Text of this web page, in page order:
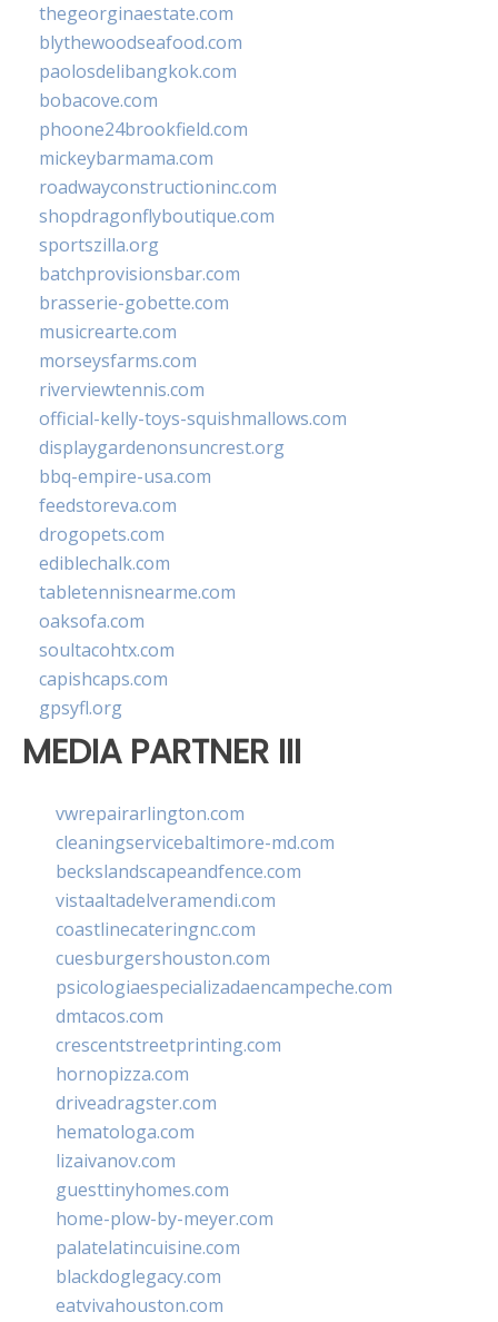
thegeorginaestate.com
blythewoodseafood.com
paolosdelibangkok.com
bobacove.com
phoone24brookfield.com
mickeybarmama.com
roadwayconstructioninc.com
shopdragonflyboutique.com
sportszilla.org
batchprovisionsbar.com
brasserie-gobette.com
musicrearte.com
morseysfarms.com
riverviewtennis.com
official-kelly-toys-squishmallows.com
displaygardenonsuncrest.org
bbq-empire-usa.com
feedstoreva.com
drogopets.com
ediblechalk.com
tabletennisnearme.com
oaksofa.com
soultacohtx.com
capishcaps.com
gpsyfl.org
MEDIA PARTNER III
vwrepairarlington.com
cleaningservicebaltimore-md.com
beckslandscapeandfence.com
vistaaltadelveramendi.com
coastlinecateringnc.com
cuesburgershouston.com
psicologiaespecializadaencampeche.com
dmtacos.com
crescentstreetprinting.com
hornopizza.com
driveadragster.com
hematologa.com
lizaivanov.com
guesttinyhomes.com
home-plow-by-meyer.com
palatelatincuisine.com
blackdoglegacy.com
eatvivahouston.com